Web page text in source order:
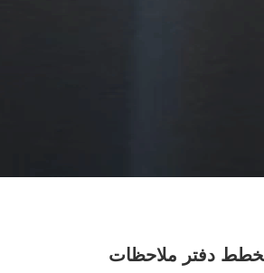
دفتر ملاحظات